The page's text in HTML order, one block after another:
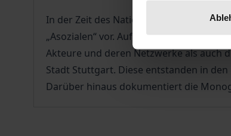
In der Zeit des Nationalsozialismus
„Asozialen“ vor. Aufgrund ihres
Akteure und deren Netzwerke als auch
Stadt Stuttgart. Diese entstanden in
Darüber hinaus dokumentiert die